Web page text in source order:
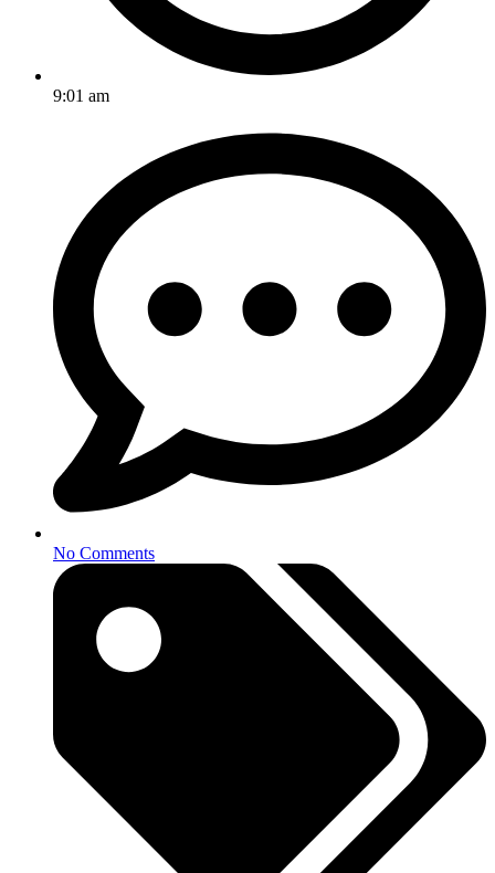
9:01 am
No Comments